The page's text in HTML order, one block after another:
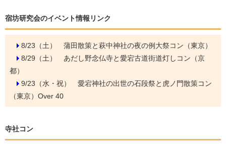
宿坊研究会のイベント情報リンク
8/23（土） 蒲田散策と萩中神社の夜の例大祭コン（東京）
8/29（土） あだし野念仏寺と愛宕古道街道灯しコン（京
都）
9/23（水・祝） 愛宕神社の出世の石段祭と虎ノ門散策コン
（東京）Over 40
寺社コン